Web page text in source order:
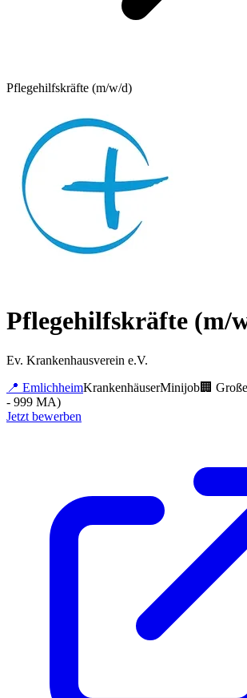
Pflegehilfskräfte (m/w/d)
Pflegehilfskräfte (m/
Ev. Krankenhausverein e.V.
📍 EmlichheimKrankenhäuserMinijob🏢
- 999 MA)
Jetzt bewerben